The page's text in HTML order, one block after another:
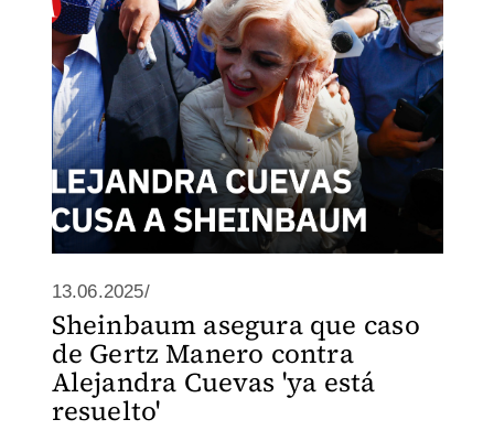
13.06.2025/
Sheinbaum asegura que caso
de Gertz Manero contra
Alejandra Cuevas 'ya está
resuelto'